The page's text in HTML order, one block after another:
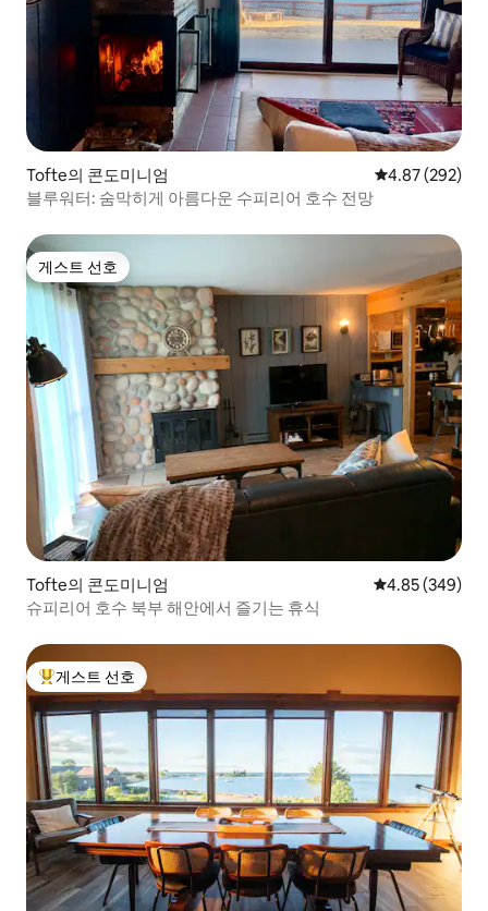
Tofte의 콘도미니엄 평점 4.87점(5
4.87 (292)
블루워터: 숨막히게 아름다운 수피리어 호수 전망
게스트 선호
게스트 선호
Tofte의 콘도미니엄 평점 4.85점(5
4.85 (349)
슈피리어 호수 북부 해안에서 즐기는 휴식
상위 게스트 선호
게스트 선호